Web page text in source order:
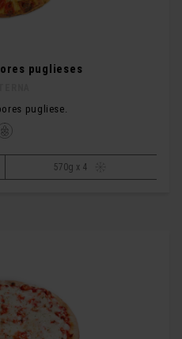
puglieses
pugliese.
570g x 4